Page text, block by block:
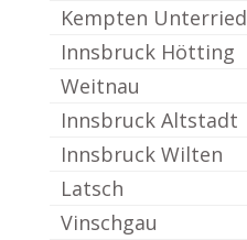
Kempten Unterried
Innsbruck Hötting
Weitnau
Innsbruck Altstadt
Innsbruck Wilten
Latsch
Vinschgau